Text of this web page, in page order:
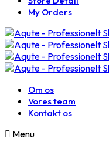
My Orders
Om os
Vores team
Kontakt os
Menu